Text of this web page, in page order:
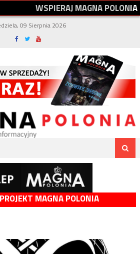
WSPIERAJMAGNAPOLONIA
09 Sierpnia 2026
MAGNA POLONIA